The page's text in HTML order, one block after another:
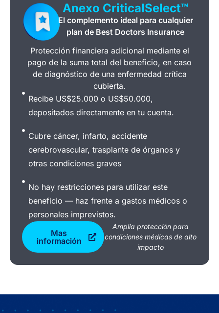
Anexo CriticalSelect™
El complemento ideal para cualquier
plan de Best Doctors Insurance
Protección financiera adicional mediante el
pago de la suma total del beneficio, en caso
de diagnóstico de una enfermedad crítica
cubierta.
Recibe US$25.000 o US$50.000,
depositados directamente en tu cuenta.
Cubre cáncer, infarto, accidente
cerebrovascular, trasplante de órganos y
otras condiciones graves
No hay restricciones para utilizar este
beneficio — haz frente a gastos médicos o
personales imprevistos.
Mas
información
Amplia protección para
condiciones médicas de alto
impacto